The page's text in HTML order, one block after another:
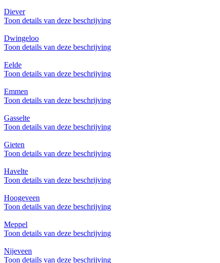
Diever
Toon details van deze beschrijving
Dwingeloo
Toon details van deze beschrijving
Eelde
Toon details van deze beschrijving
Emmen
Toon details van deze beschrijving
Gasselte
Toon details van deze beschrijving
Gieten
Toon details van deze beschrijving
Havelte
Toon details van deze beschrijving
Hoogeveen
Toon details van deze beschrijving
Meppel
Toon details van deze beschrijving
Nijeveen
Toon details van deze beschrijving